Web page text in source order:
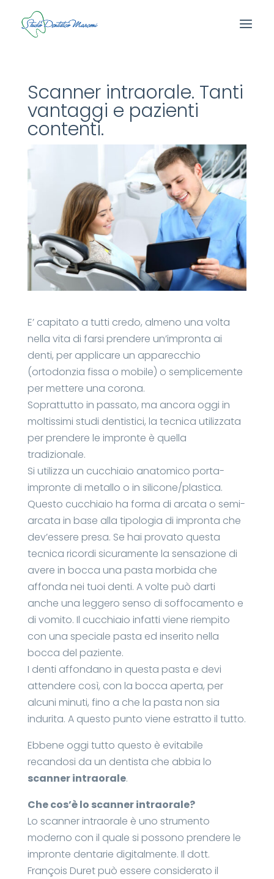
Scanner intraorale. Tanti
vantaggi e pazienti
contenti.
E’ capitato a tutti credo, almeno una volta
nella vita di farsi prendere un’impronta ai
denti, per applicare un apparecchio
(ortodonzia fissa o mobile) o semplicemente
per mettere una corona.
Soprattutto in passato, ma ancora oggi in
moltissimi studi dentistici, la tecnica utilizzata
per prendere le impronte è quella
tradizionale.
Si utilizza un cucchiaio anatomico porta-
impronte di metallo o in silicone/plastica.
Questo cucchiaio ha forma di arcata o semi-
arcata in base alla tipologia di impronta che
dev’essere presa. Se hai provato questa
tecnica ricordi sicuramente la sensazione di
avere in bocca una pasta morbida che
affonda nei tuoi denti. A volte può darti
anche una leggero senso di soffocamento e
di vomito. Il cucchiaio infatti viene riempito
con una speciale pasta ed inserito nella
bocca del paziente.
I denti affondano in questa pasta e devi
attendere così, con la bocca aperta, per
alcuni minuti, fino a che la pasta non sia
indurita. A questo punto viene estratto il tutto.
Ebbene oggi tutto questo è evitabile
recandosi da un dentista che abbia lo
scanner intraorale.
Che cos’è lo scanner intraorale?
Lo scanner intraorale è uno strumento
moderno con il quale si possono prendere le
impronte dentarie digitalmente. Il dott.
François Duret può essere considerato il